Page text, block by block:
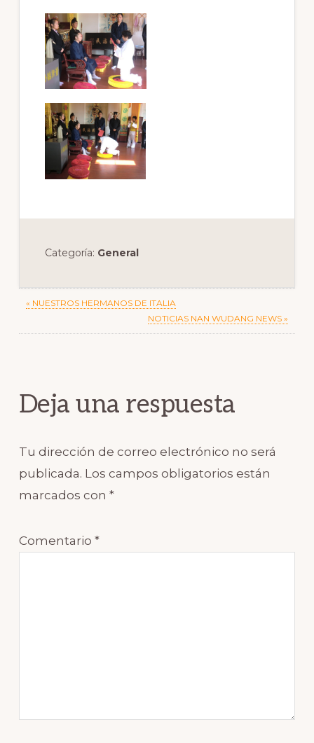
Categoría: General
Previous
« NUESTROS HERMANOS DE ITALIA
Next
Post:
NOTICIAS NAN WUDANG NEWS »
Deja una respuesta
Tu dirección de correo electrónico no será
publicada. Los campos obligatorios están
marcados con *
Comentario *